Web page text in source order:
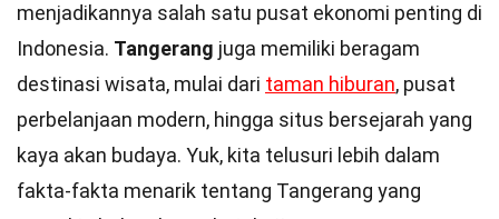
menjadikannya salah satu pusat ekonomi penting di
Indonesia. Tangerang juga memiliki beragam
destinasi wisata, mulai dari taman hiburan, pusat
perbelanjaan modern, hingga situs bersejarah yang
kaya akan budaya. Yuk, kita telusuri lebih dalam
fakta-fakta menarik tentang Tangerang yang